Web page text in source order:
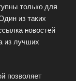
только для
из таких
новостей
из лучших
позволяет